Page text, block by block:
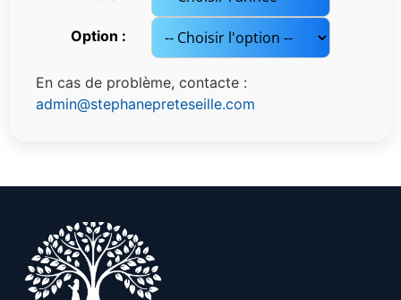
Option :
En cas de problème, contacte :
admin@stephanepreteseille.com